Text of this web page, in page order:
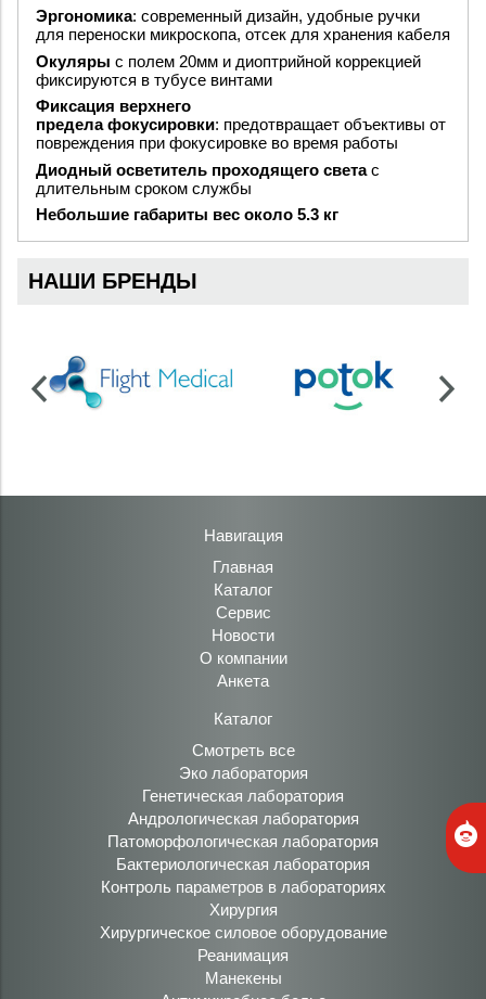
Эргономика: современный дизайн, удобные ручки
для переноски микроскопа, отсек для хранения кабеля
Окуляры с полем 20мм и диоптрийной коррекцией
фиксируются в тубусе винтами
Фиксация верхнего
предела фокусировки: предотвращает объективы от
повреждения при фокусировке во время работы
Диодный осветитель проходящего светас
длительным сроком службы
Небольшие габариты вес около 5.3 кг
НАШИ БРЕНДЫ
Навигация
Главная
Каталог
Сервис
Новости
О компании
Анкета
Каталог
Смотреть все
Эко лаборатория
Генетическая лаборатория
Андрологическая лаборатория
Патоморфологическая лаборатория
Бактериологическая лаборатория
Контроль параметров в лабораториях
Хирургия
Хирургическое силовое оборудование
Реанимация
Манекены